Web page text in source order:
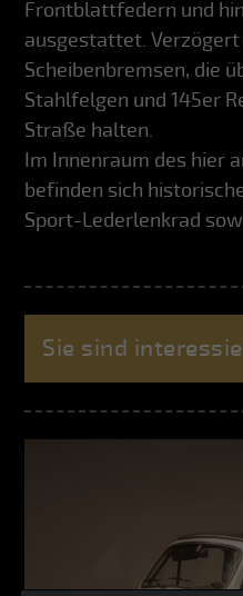
Frontblattfedern und
ausgestattet.
Scheibenbremsen, die
Stahlfelgen und 145er
Straße halten.
Im Innenraum des hier
befinden sich
Sport-Lederlenkrad
Sie sind